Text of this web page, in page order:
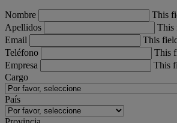
Nombre
This
Apellidos
This
Email
This
Teléfono
This
Empresa
This
Cargo
País